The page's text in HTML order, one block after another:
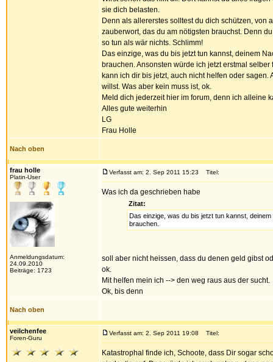
sie dich belasten.
Denn als allererstes solltest du dich schützen, von
zauberwort, das du am nötigsten brauchst. Denn
so tun als wär nichts. Schlimm!
Das einzige, was du bis jetzt tun kannst, deinem
brauchen. Ansonsten würde ich jetzt erstmal
kann ich dir bis jetzt, auch nicht helfen oder
willst. Was aber kein muss ist, ok.
Meld dich jederzeit hier im forum, denn ich alleine
Alles gute weiterhin
LG
Frau Holle
Nach oben
frau holle
Platin-User
Anmeldungsdatum:
24.09.2010
Beiträge: 1723
Verfasst am: 2. Sep 2011 15:23 Titel:
Was ich da geschrieben habe
Zitat:
Das einzige, was du bis jetzt tun kannst,
brauchen.
soll aber nicht heissen, dass du denen geld gibst
ok.
Mit helfen mein ich --> den weg raus aus der sucht.
Ok, bis denn
Nach oben
veilchenfee
Foren-Guru
Verfasst am: 2. Sep 2011 19:08 Titel:
Katastrophal finde ich, Schoote, dass Dir sogar